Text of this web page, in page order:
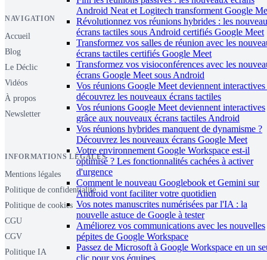
Android Neat et Logitech transforment Google
Révolutionnez vos réunions hybrides : les
écrans tactiles sous Android certifiés Google Meet
Transformez vos salles de réunion avec les
écrans tactiles certifiés Google Meet
Transformez vos visioconférences avec les
écrans Google Meet sous Android
Vos réunions Google Meet deviennent interactives
découvrez les nouveaux écrans tactiles
Vos réunions Google Meet deviennent interactives
grâce aux nouveaux écrans tactiles Android
Vos réunions hybrides manquent de dynamisme ?
Découvrez les nouveaux écrans Google Meet
Votre environnement Google Workspace est-il
optimisé ? Les fonctionnalités cachées à activer
d'urgence
Comment le nouveau Googlebook et Gemini sur
Android vont faciliter votre quotidien
Vos notes manuscrites numérisées par l'IA : la
nouvelle astuce de Google à tester
Améliorez vos communications avec les nouvelles
pépites de Google Workspace
Passez de Microsoft à Google Workspace en un
clic pour vos équipes
NAVIGATION
Accueil
Blog
Le Déclic
Vidéos
À propos
Newsletter
INFORMATIONS LÉGALES
Mentions légales
Politique de confidentialité
Politique de cookies
CGU
CGV
Politique IA